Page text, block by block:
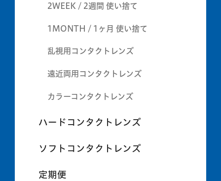
2WEEK / 2週間 使い捨て
1MONTH / 1ヶ月 使い捨て
乱視用コンタクトレンズ
遠近両用コンタクトレンズ
カラーコンタクトレンズ
ハードコンタクトレンズ
ソフトコンタクトレンズ
定期便